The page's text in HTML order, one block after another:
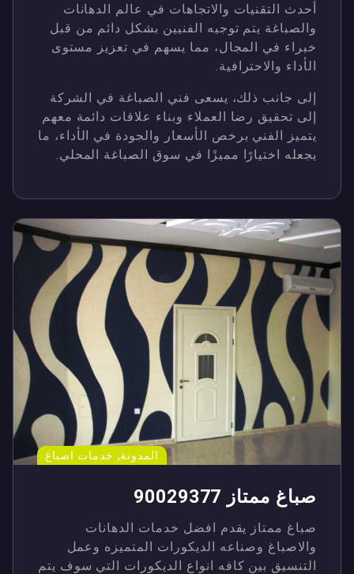
أحدث التقنيات والاتجاهات في عالم الدهانات
والصباغة يتم توجيه الفنيين بشكل دائم من قبل
خبراء في المجال، مما يسهم في تعزيز مستوى
الأداء والاحترافية.
إلى جانب ذلك، يسعى فني الصباغة في الشركة
إلى تحقيق رضا العملاء وبناء علاقات دائمة معهم
يتميز الفني برخص الأسعار والجودة في الأداء، ما
يجعله اختيارًا مميزًا في سوق الصباغة المحلي.
المدونة, خدمات اصباغ
صباغ ممتاز 90029377
صباغ ممتاز يقدم افضل خدمات الدهانات
والاصباغ وصناعه الديكورات المتميزه وعمل
التنسيق بين كافه انواع الديكورات التي سوف يتم